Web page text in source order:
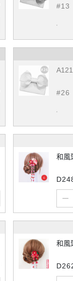
#13
#26
和風
和風